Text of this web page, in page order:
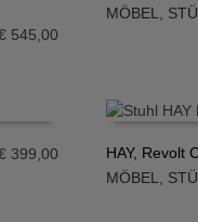
545,00
IN DEN
MÖBEL
399,00
IN DEN
HAY, Revolt
MÖBEL,